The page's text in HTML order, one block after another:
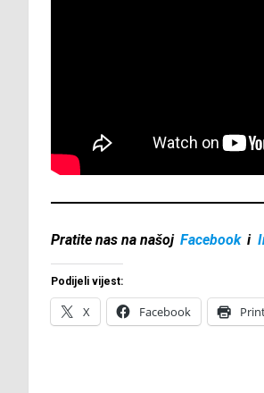
Pratite nas na našoj Facebook i
Podijeli vijest:
X Facebook